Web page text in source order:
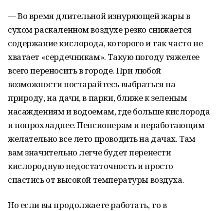
— Во время длительной изнуряющей жары в
сухом раскаленном воздухе резко снижается
содержание кислорода, которого и так часто не
хватает «сердечникам». Такую погоду тяжелее
всего переносить в городе. При любой
возможности постарайтесь выбраться на
природу, на дачи, в парки, ближе к зеленым
насаждениям и водоемам, где больше кислорода
и попрохладнее. Пенсионерам и неработающим
желательно все лето проводить на дачах. Там
вам значительно легче будет перенести
кислородную недостаточность и просто
спастись от высокой температуры воздуха.
Но если вы продолжаете работать, то в